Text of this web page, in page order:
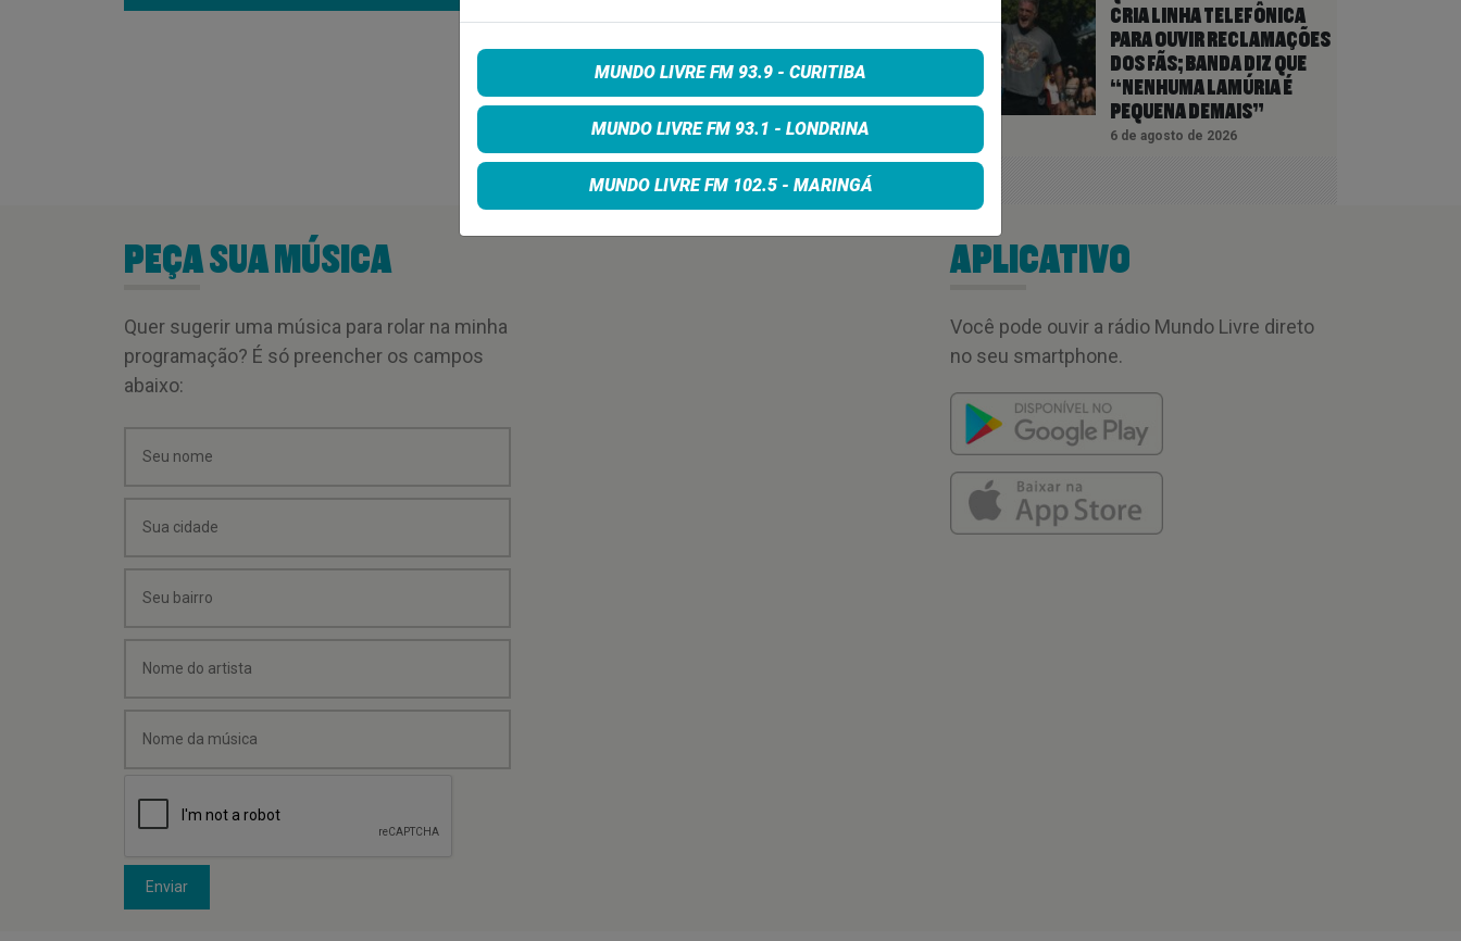
CRIA LINHA TELEFÔNICA
PARA OUVIR RECLAMAÇÕES
DOS FÃS; BANDA DIZ QUE
“NENHUMA LAMÚRIA É
PEQUENA DEMAIS”
6 de agosto de 2026
PEÇA SUA MÚSICA
Quer sugerir uma música para rolar na minha
programação? É só preencher os campos
abaixo:
Enviar
APLICATIVO
Você pode ouvir a rádio Mundo Livre direto
no seu smartphone.
MUNDO LIVRE FM 93.9 - CURITIBA
MUNDO LIVRE FM 93.1 - LONDRINA
MUNDO LIVRE FM 102.5 - MARINGÁ